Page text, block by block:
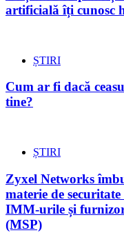
artificială îți cunosc
ȘTIRI
Cum ar fi dacă
tine?
ȘTIRI
Zyxel Networks
materie de
IMM-urile și
(MSP)